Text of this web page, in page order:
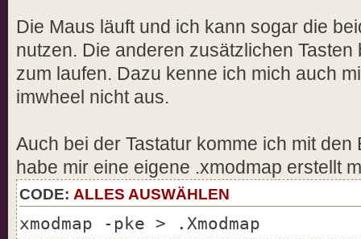
Section "InputDevice"
Identifier "Configured
Driver "evdev"
Option "CorePointer"
Option "Phys" "usb-
EndSection
Die Maus läuft und ich kann sogar die
nutzen. Die anderen zusätzlichen
zum laufen. Dazu kenne ich mich auch
imwheel nicht aus.
Auch bei der Tastatur komme ich mit
habe mir eine eigene .xmodmap erstellt
CODE: ALLES AUSWÄHLEN
xmodmap -pke > .Xmodmap